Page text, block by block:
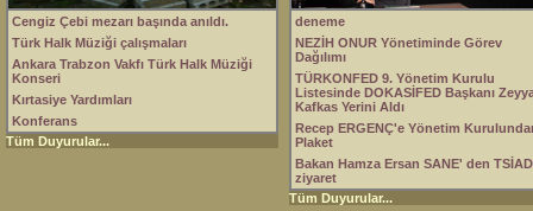
Cengiz Çebi mezarı başında anıldı.
Türk Halk Müziği çalışmaları
Ankara Trabzon Vakfı Türk Halk Müziği
Konseri
Kırtasiye Yardımları
Konferans
Tüm Duyurular...
deneme
NEZİH ONUR Yönetiminde Görev
Dağılımı
TÜRKONFED 9. Yönetim Kurulu
Listesinde DOKASİFED Başkanı
Kafkas Yerini Aldı
Recep ERGENÇ'e Yönetim
Plaket
Bakan Hamza Ersan SANE' den
ziyaret
Tüm Duyurular...